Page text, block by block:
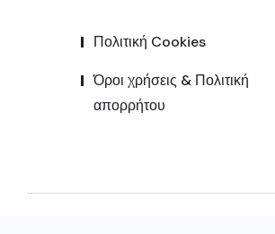
Πολιτική Cookies
Όροι χρήσεις & Πολιτική
απορρήτου